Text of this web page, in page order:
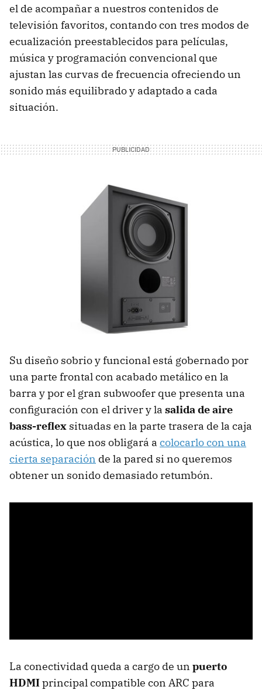
el de acompañar a nuestros contenidos de
televisión favoritos, contando con tres modos de
ecualización preestablecidos para películas,
música y programación convencional que
ajustan las curvas de frecuencia ofreciendo un
sonido más equilibrado y adaptado a cada
situación.
Su diseño sobrio y funcional está gobernado por
una parte frontal con acabado metálico en la
barra y por el gran subwoofer que presenta una
configuración con el driver y la salida de aire
bass-reflex situadas en la parte trasera de la caja
acústica, lo que nos obligará a colocarlo con una
cierta separación de la pared si no queremos
obtener un sonido demasiado retumbón.
La conectividad queda a cargo de un puerto
HDMIprincipal compatible con ARC para